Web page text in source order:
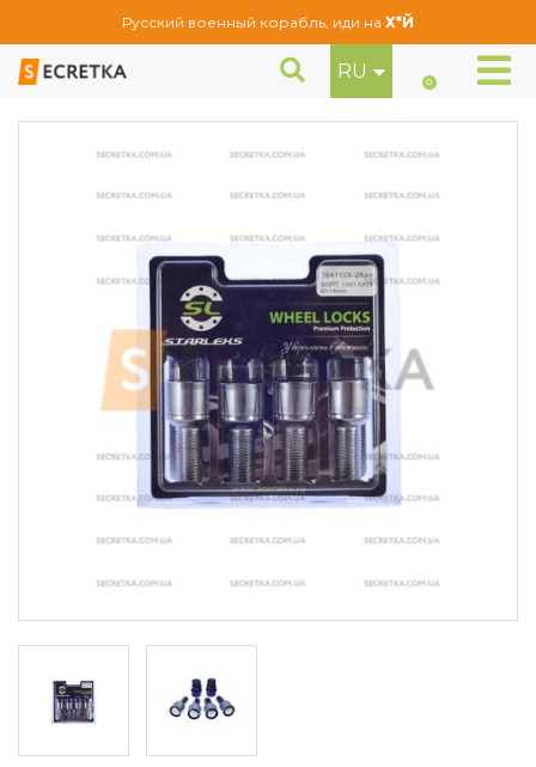
Русский военный корабль, иди на Х*Й
RU 0
Секретки